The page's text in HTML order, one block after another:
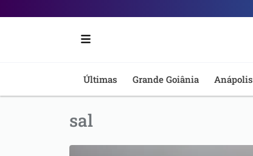
Portal
Notícias
Últimas Grande Goiânia Anápolis
sal